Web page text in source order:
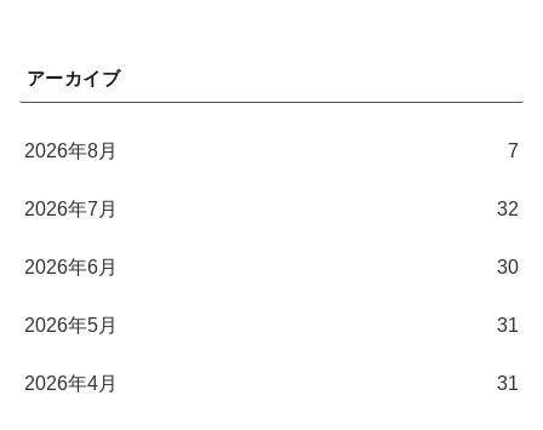
アーカイブ
2026年8月 7
2026年7月 32
2026年6月 30
2026年5月 31
2026年4月 31